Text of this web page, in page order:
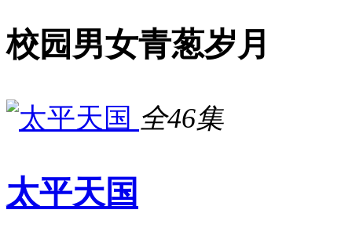
校园男女青葱岁月
全46集
太平天国